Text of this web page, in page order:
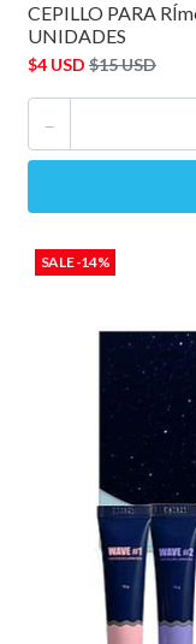
CEPILLO PARA
UNIDADES
$4 USD $15 USD
-
SALE -14%